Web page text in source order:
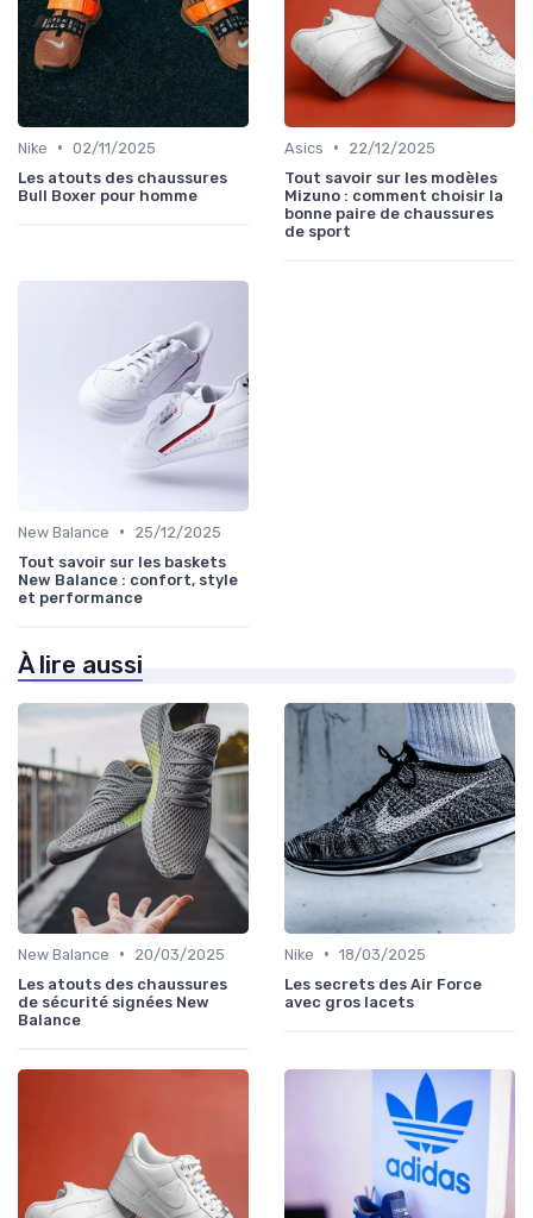
Nike • 02/11/2025
Les atouts des chaussures
Bull Boxer pour homme
Asics •
22/12/2025
Tout savoir sur les modèles
Mizuno : comment choisir la
bonne paire de chaussures
de sport
New Balance •
25/12/2025
Tout savoir sur les baskets
New Balance : confort, style
et performance
À lire aussi
New Balance •
20/03/2025
Les atouts des chaussures
de sécurité signées New
Balance
Nike • 18/03/2025
Les secrets des Air Force
avec gros lacets